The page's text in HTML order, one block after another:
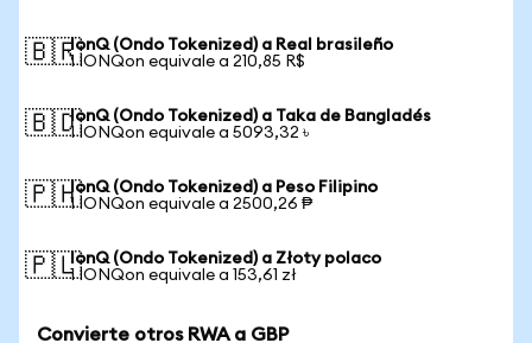
🇧🇷IonQ (Ondo Tokenized) a Real brasileño
1 IONQon equivale a 210,85 R$
🇧🇩IonQ (Ondo Tokenized) a Taka de Bangladés
1 IONQon equivale a 5093,32 ৳
🇵🇭IonQ (Ondo Tokenized) a Peso Filipino
1 IONQon equivale a 2500,26 ₱
🇵🇱IonQ (Ondo Tokenized) a Złoty polaco
1 IONQon equivale a 153,61 zł
Convierte otros RWA a GBP